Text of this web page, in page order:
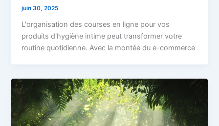
juin 30, 2025
L'organisation des courses en ligne pour vos
produits d'hygiène intime peut transformer votre
routine quotidienne. Avec la montée du e-commerce